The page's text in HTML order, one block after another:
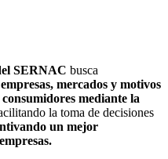
SERNAC busca
empresas, mercados y motivos
mediante la
la toma de decisiones
un mejor